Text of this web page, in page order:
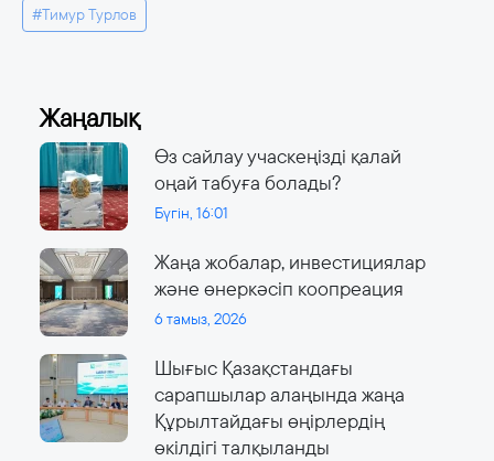
#Тимур Турлов
Жаңалық
Өз сайлау учаскеңізді қалай
оңай табуға болады?
Бүгін, 16:01
Жаңа жобалар, инвестициялар
және өнеркәсіп коопреация
6 тамыз, 2026
Шығыс Қазақстандағы
сарапшылар алаңында жаңа
Құрылтайдағы өңірлердің
өкілдігі талқыланды